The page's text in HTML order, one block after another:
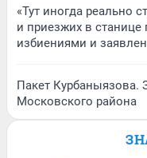
«Тут иногда реально
и приезжих в станице
избиениями и
Пакет Курбаныязова.
Московского района